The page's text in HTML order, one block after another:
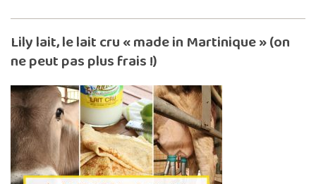
Lily lait, le lait cru « made in Martinique » (on
ne peut pas plus frais !)